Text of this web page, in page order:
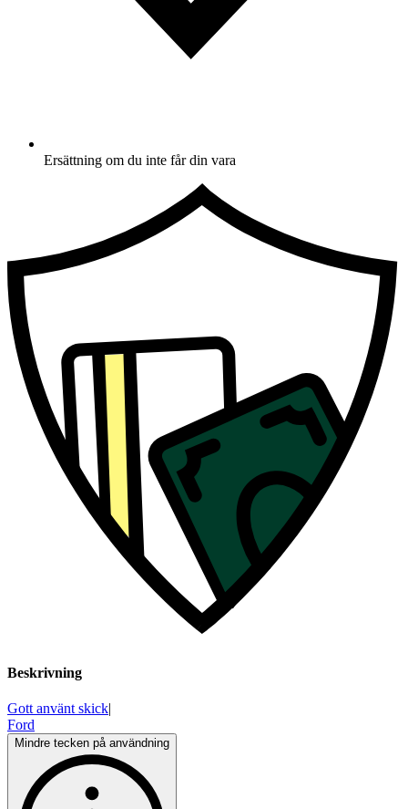
Ersättning om du inte får din vara
Beskrivning
Gott använt skick|
Ford
Mindre tecken på användning